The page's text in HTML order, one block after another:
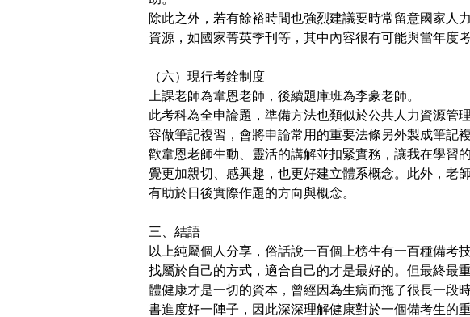
除此之外，若有餘裕時間也強烈建議要時常留意國家人
資源，如國家菁英季刊等，其中內容很有可能與當年度考
（六）現行考銓制度
上課老師為韋恩老師，後續題庫班為李豪老師。
此考科為全申論題，準備方法也類似於公共人力資源管
容做筆記複習，會將申論常用的重要法條另外製成筆記
歡韋恩老師生動、靈活的講解並扣緊實務，讓我在學習
覺更加親切、感興趣，也更好建立體系概念。此外，老
有助於日後實際作題的方向與概念。
三、結語
以上純屬個人分享，俗話說一百個上榜生有一百種備考
找屬於自己的方式，適合自己的才是最好的。但最終最
體健康才是一切的資本，曾經因為生病而拖了很長一段
書進度好一陣子，因此深深理解健康對於一個備考生的重